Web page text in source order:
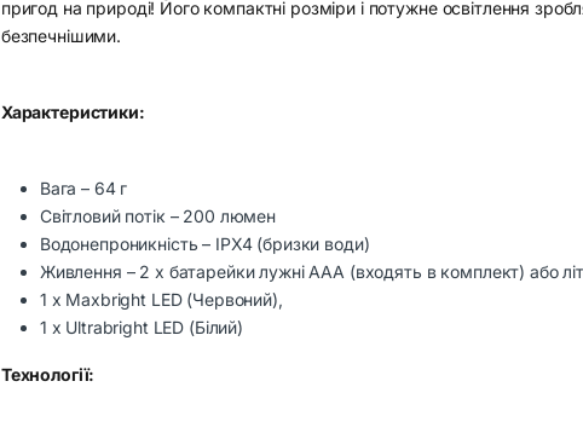
пригод на природі! Його компактні розміри і потужне освітлення
безпечнішими.
Характеристики:
Вага – 64 г
Світловий потік – 200 люмен
Водонепроникність – IPX4 (бризки води)
Живлення – 2 x батарейки лужні ААА (входять в комплект) або
1 х Maxbright LED (Червоний),
1 х Ultrabright LED (Білий)
Технології: